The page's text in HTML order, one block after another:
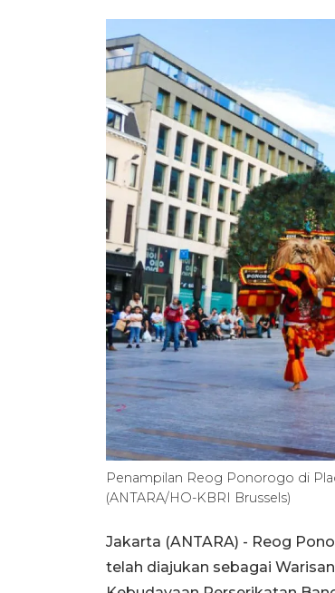
Penampilan Reog Ponorogo di
(ANTARA/HO-KBRI Brussels)
Jakarta (ANTARA) - Reog
telah diajukan sebagai